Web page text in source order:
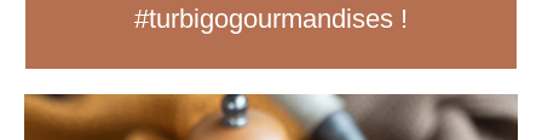
#turbigogourmandises !